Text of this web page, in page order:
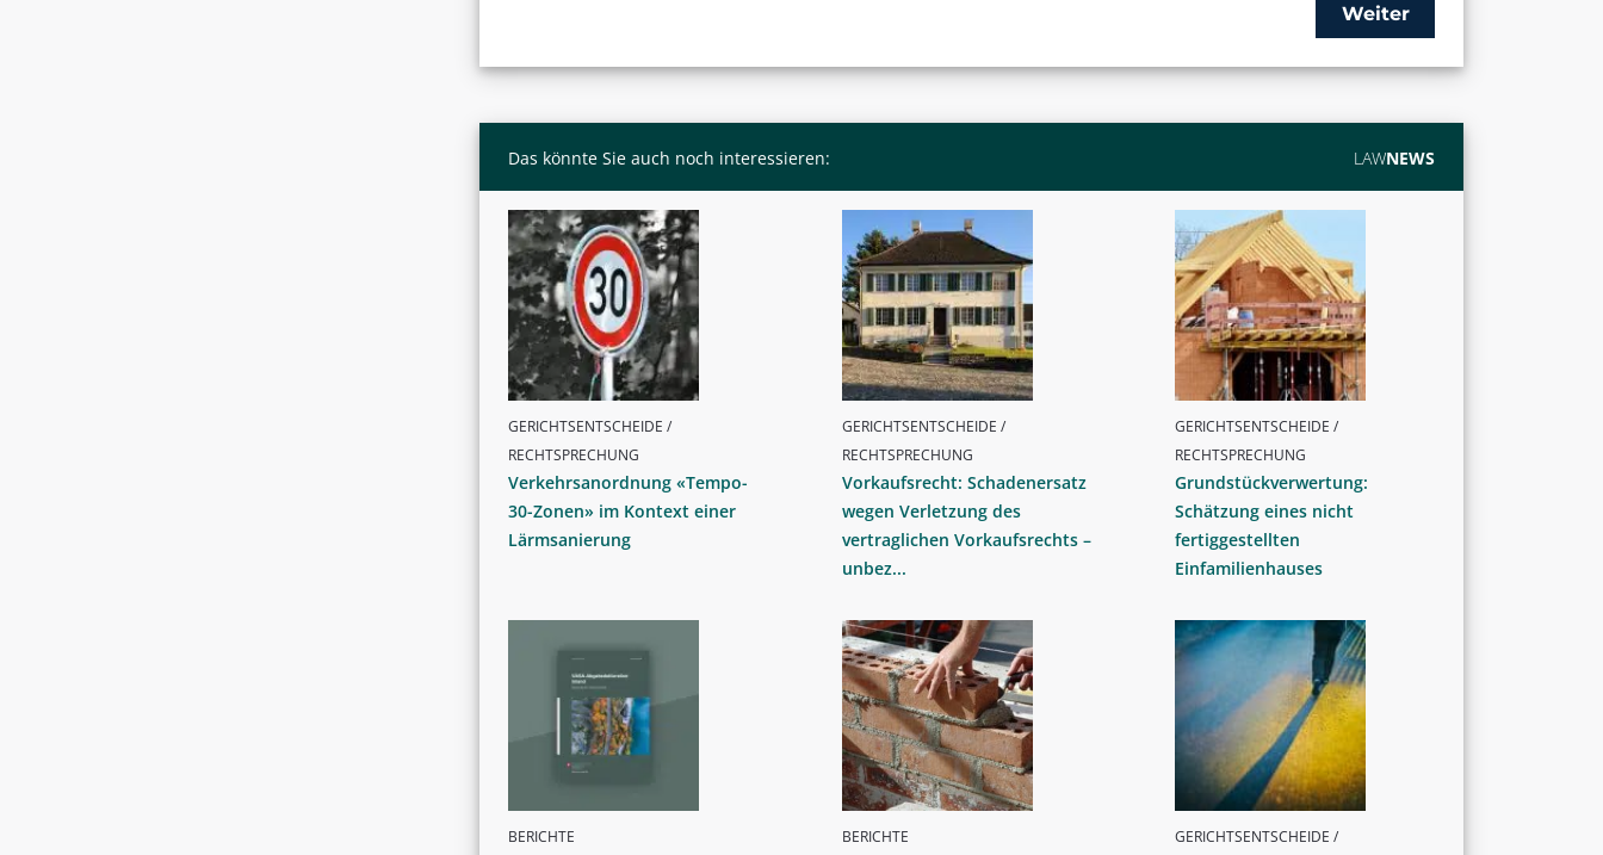
Weiter
Das könnte Sie auch noch interessieren: LAWNEWS
GERICHTSENTSCHEIDE /
RECHTSPRECHUNG
Verkehrsanordnung «Tempo-
30-Zonen» im Kontext einer
Lärmsanierung
GERICHTSENTSCHEIDE /
RECHTSPRECHUNG
Vorkaufsrecht: Schadenersatz
wegen Verletzung des
vertraglichen Vorkaufsrechts –
unbez...
GERICHTSENTSCHEIDE /
RECHTSPRECHUNG
Grundstückverwertung:
Schätzung eines nicht
fertiggestellten
Einfamilienhauses
BERICHTE BERICHTE GERICHTSENTSCHEIDE /